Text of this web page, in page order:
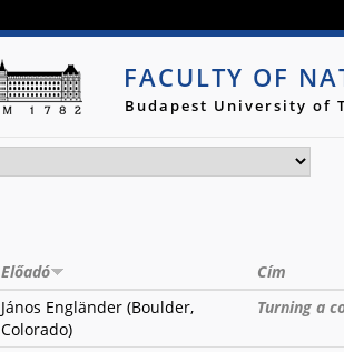
FACULTY OF
Budapest University of
Előadó
Cím
János Engländer (Boulder,
Colorado)
Turning a